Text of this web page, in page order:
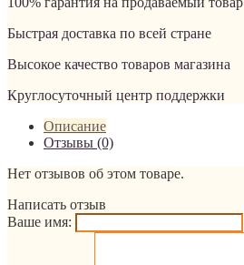
Быстрая доставка по всей стране
Высокое качество товаров магазина
Круглосуточный центр поддержки
Описание
Отзывы (0)
Нет отзывов об этом товаре.
Написать отзыв
Ваше имя: